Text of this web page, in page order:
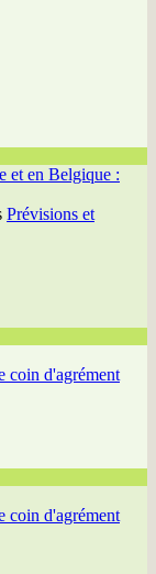
et en Belgique :
Prévisions et
coin d'agrément
coin d'agrément